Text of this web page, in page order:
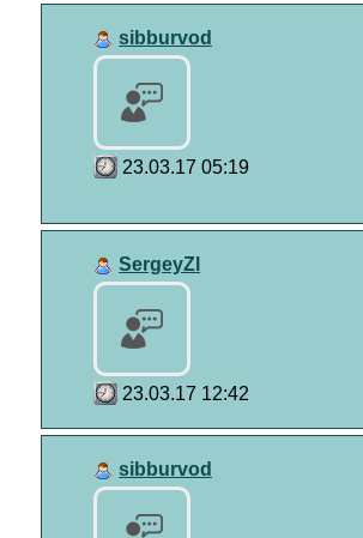
sibburvod
23.03.17 05:19
SergeyZl
23.03.17 12:42
sibburvod